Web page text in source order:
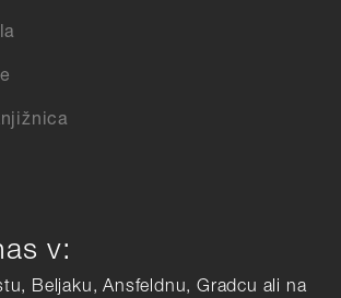
v:
Beljaku, Ansfeldnu, Gradcu ali na